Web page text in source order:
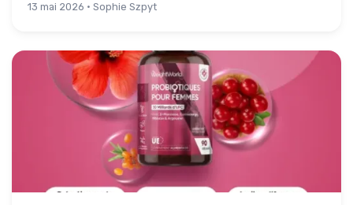
13 mai 2026 · Sophie Szpyt